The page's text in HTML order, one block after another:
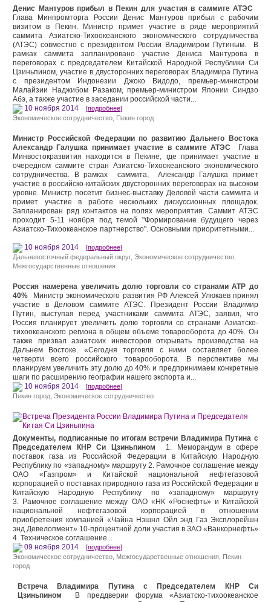
Денис Мантуров прибыл в Пекин для участия в саммите АТЭС
Глава Минпромторга России Денис Мантуров прибыл с рабочим
визитом в Пекин. Министр примет участие в ряде мероприятий
саммита Азиатско-Тихоокеанского экономического сотрудничества
(АТЭС) совместно с президентом России Владимиром Путиным. В
рамках саммита запланировано участие Дениса Мантурова в
переговорах с председателем Китайской Народной Республики Си
Цзиньпином, участие в двусторонних переговорах Владимира Путина
с президентом Индонезии Джоко Видодо, премьер-министром
Малайзии Наджибом Разаком, премьер-министром Японии Синдзо
Абэ, а также участие в заседании российской части...
10 ноября 2014 [подробнее]
Экономическое сотрудничество Пекин город
Министр Российской Федерации по развитию Дальнего Востока
Александр Галушка принимает участие в саммите АТЭС Глава
Минвостокразвития находится в Пекине, где принимает участие в
очередном саммите стран Азиатско-Тихоокеанского экономического
сотрудничества. В рамках саммита, Александр Галушка примет
участие в российско-китайских двусторонних переговорах на высоком
уровне. Министр посетит бизнес-выставку Деловой части саммита и
примет участие в работе нескольких дискуссионных площадок.
Запланирован ряд контактов на полях мероприятия. Саммит АТЭС
проходит 5-11 ноября под темой "Формирование будущего через
Азиатско-Тихоокеанское партнерство". Основными приоритетными...
10 ноября 2014 [подробнее]
Дальневосточный федеральный округ, Экономическое сотрудничество
Межгосударственные отношения
Россия намерена увеличить долю торговли со странами АТР до
40% Министр экономического развития РФ Алексей Улюкаев принял
участие в Деловом саммите АТЭС. Президент России Владимир
Путин, выступая перед участниками саммита АТЭС, заявил, что
Россия планирует увеличить долю торговли со странами Азиатско-
тихоокеанского региона в общем объеме товарооборота до 40%. Он
также призвал азиатских инвесторов открывать производства на
Дальнем Востоке. «Сегодня торговля с ними составляет более
четверти всего российского товарооборота. В перспективе мы
планируем увеличить эту долю до 40% и предпринимаем конкретные
шаги по расширению географии нашего экспорта и...
10 ноября 2014 [подробнее]
Пекин город Экономическое сотрудничество
Документы, подписанные по итогам встречи Владимира Путина с
Председателем КНР Си Цзиньпином 1. Меморандум в сфере
поставок газа из Российской Федерации в Китайскую Народную
Республику по «западному» маршруту 2. Рамочное соглашение между
ОАО «Газпром» и Китайской национальной нефтегазовой
корпорацией о поставках природного газа из Российской Федерации в
Китайскую Народную Республику по «западному» маршруту
3. Рамочное соглашение между ОАО «НК «Роснефть» и Китайской
национальной нефтегазовой корпорацией в отношении
приобретения компанией «Чайна Нэшнл Ойл энд Газ Эксплорейшн
энд Девелопмент» 10-процентной доли участия в ЗАО «Ванкорнефть»
4. Техническое соглашение...
09 ноября 2014 [подробнее]
Экономическое сотрудничество Межгосударственные отношения Пекин
город
Встреча Владимира Путина с Председателем КНР Си
Цзиньпином В преддверии форума «Азиатско-тихоокеанское